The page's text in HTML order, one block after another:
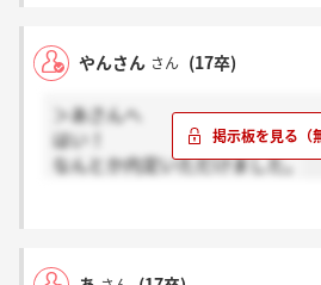
やんさん さん (17卒)
＞あさんへ
はい！
なんとか内定いただけました。